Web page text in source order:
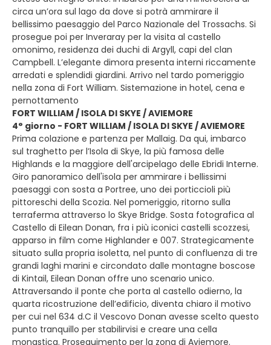
circa un’ora sul lago da dove si potrà ammirare il
bellissimo paesaggio del Parco Nazionale del Trossachs. Si
prosegue poi per Inveraray per la visita al castello
omonimo, residenza dei duchi di Argyll, capi del clan
Campbell. L’elegante dimora presenta interni riccamente
arredati e splendidi giardini. Arrivo nel tardo pomeriggio
nella zona di Fort William. Sistemazione in hotel, cena e
pernottamento
FORT WILLIAM / ISOLA DI SKYE / AVIEMORE
4° giorno - FORT WILLIAM / ISOLA DI SKYE / AVIEMORE
Prima colazione e partenza per Mallaig. Da qui, imbarco
sul traghetto per l’Isola di Skye, la più famosa delle
Highlands e la maggiore dell'arcipelago delle Ebridi Interne.
Giro panoramico dell'isola per ammirare i bellissimi
paesaggi con sosta a Portree, uno dei porticcioli più
pittoreschi della Scozia. Nel pomeriggio, ritorno sulla
terraferma attraverso lo Skye Bridge. Sosta fotografica al
Castello di Eilean Donan, fra i più iconici castelli scozzesi,
apparso in film come Highlander e 007. Strategicamente
situato sulla propria isoletta, nel punto di confluenza di tre
grandi laghi marini e circondato dalle montagne boscose
di Kintail, Eilean Donan offre uno scenario unico.
Attraversando il ponte che porta al castello odierno, la
quarta ricostruzione dell’edificio, diventa chiaro il motivo
per cui nel 634 d.C il Vescovo Donan avesse scelto questo
punto tranquillo per stabilirvisi e creare una cella
monastica. Proseguimento per la zona di Aviemore.